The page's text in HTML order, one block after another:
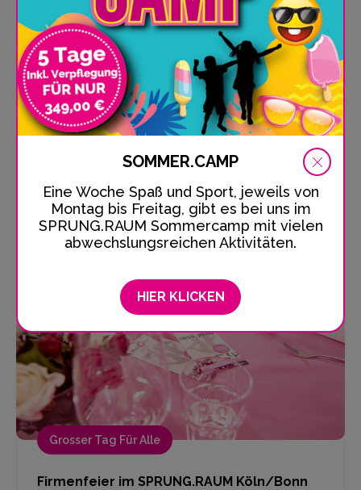
SOMMER.CAMP
Eine Woche Spaß und Sport, jeweils von
Montag bis Freitag, gibt es bei uns im
SPRUNG.RAUM Sommercamp mit vielen
abwechslungsreichen Aktivitäten.
HIER KLICKEN
Grosser Tag Für Alle
Schulausflug in den SPRUNG.RAUM
Köln/Bonn
Schulausflug in den Trampolinpark? Ja klar! Hier
kann die ganze Klasse Spaß haben, sich...
DETAILS & PREISE
Grosser Tag Für Alle
Firmenfeier im SPRUNG.RAUM Köln/Bonn